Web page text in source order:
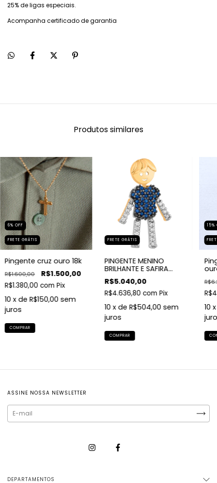
25% de ligas especiais.
Acompanha certificado de garantia
Produtos similares
6% OFF
FRETE GRÁTIS
Pingente cruz ouro 18k
R$1.600,00 R$1.500,00
R$1.380,00 com Pix
10 x de R$150,00 sem
juros
FRETE GRÁTIS
PINGENTE MENINO
BRILHANTE E SAFIRA
NATURAL
R$5.040,00
R$4.636,80 com Pix
10 x de R$504,00 sem
juros
15%
10
ASSINE NOSSA NEWSLETTER
DEPARTAMENTOS